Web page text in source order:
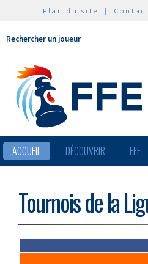
Plan du site | Contact
Rechercher un joueur
ACCUEIL DÉCOUVRIR FFE
Tournois de la